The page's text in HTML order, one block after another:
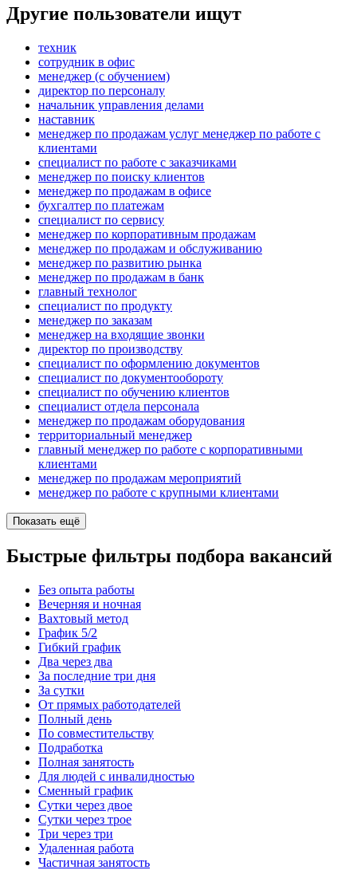
Другие пользователи ищут
техник
сотрудник в офис
менеджер (с обучением)
директор по персоналу
начальник управления делами
наставник
менеджер по продажам услуг менеджер по работе с
клиентами
специалист по работе с заказчиками
менеджер по поиску клиентов
менеджер по продажам в офисе
бухгалтер по платежам
специалист по сервису
менеджер по корпоративным продажам
менеджер по продажам и обслуживанию
менеджер по развитию рынка
менеджер по продажам в банк
главный технолог
специалист по продукту
менеджер по заказам
менеджер на входящие звонки
директор по производству
специалист по оформлению документов
специалист по документообороту
специалист по обучению клиентов
специалист отдела персонала
менеджер по продажам оборудования
территориальный менеджер
главный менеджер по работе с корпоративными
клиентами
менеджер по продажам мероприятий
менеджер по работе с крупными клиентами
Показать ещё
Быстрые фильтры подбора вакансий
Без опыта работы
Вечерняя и ночная
Вахтовый метод
График 5/2
Гибкий график
Два через два
За последние три дня
За сутки
От прямых работодателей
Полный день
По совместительству
Подработка
Полная занятость
Для людей с инвалидностью
Сменный график
Сутки через двое
Сутки через трое
Три через три
Удаленная работа
Частичная занятость